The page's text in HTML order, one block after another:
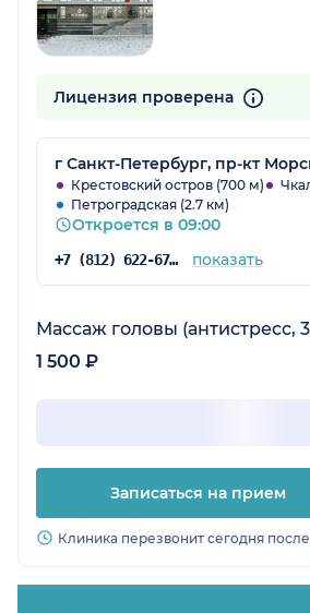
Лицензия проверена
г Санкт-Петербург, пр-кт
Крестовский остров (700 м)
Петроградская (2.7 км)
Откроется в 09:00
+7 (812) 622-67-84 показать
Массаж головы (антистресс,
1 500 ₽
Записаться на прием
Клиника перезвонит сегодня